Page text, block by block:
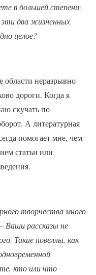
в большей степени:
два жизненных
целое?
области неразрывно
дороги. Когда я
скучать по
А литературная
помогает мне, чем
статьи или
творчества много
Ваши рассказы не
Такие новеллы, как
кто или что